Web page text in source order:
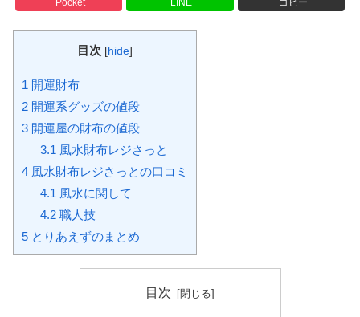
Pocket LINE コピー
目次 [hide]
1 開運財布
2 開運系グッズの値段
3 開運屋の財布の値段
3.1 風水財布レジさっと
4 風水財布レジさっとの口コミ
4.1 風水に関して
4.2職人技
5 とりあえずのまとめ
目次